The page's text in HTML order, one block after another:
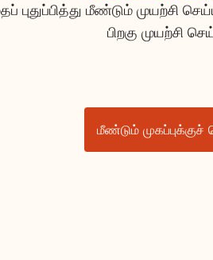
புதுப்பித்து மீண்டும் முயற்சி
பிறகு முயற்சி
மீண்டும் முகப்புக்குச்